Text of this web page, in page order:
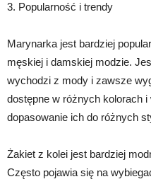
3. Popularność i trendy
Marynarka jest bardziej
męskiej i damskiej modzie.
wychodzi z mody i zawsze
dostępne w różnych kolorach
dopasowanie ich do różnych
Żakiet z kolei jest bardziej
Często pojawia się na